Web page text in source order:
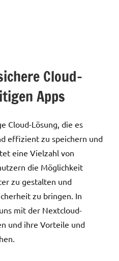
Cloud-
Apps
Cloud-Lösung, die es
effizient zu speichern und
eine Vielzahl von
die Möglichkeit
zu gestalten und
zu bringen. In
mit der Nextcloud-
und ihre Vorteile und